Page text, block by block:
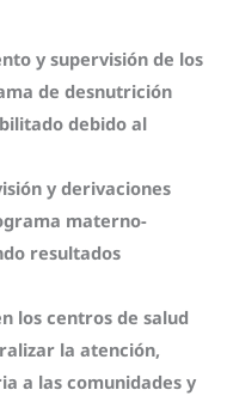
y supervisiónde los
de desnutrición
debido al
y derivaciones
materno-
resultados
los centros de salud
la atención,
a las comunidades y